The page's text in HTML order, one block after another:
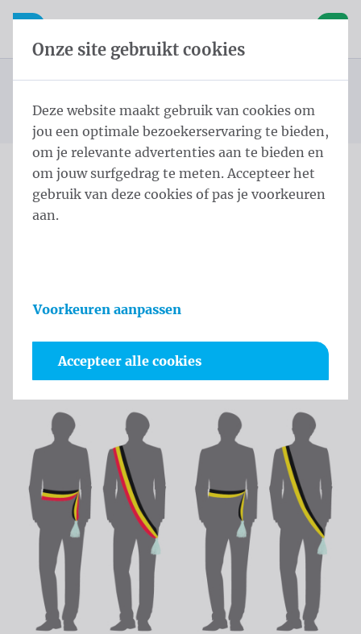
Inhoud overslaan
Taalkeuze overslaan
Open mobiele navigatie
U bevindt zich hier:
Burgemeestersjerp
Burgemeestersjerpen Schoudersjerp Heren Schild 3
Kleur Schoudersjerp zijden kwasten
Burgemeestersjerpen
Schoudersjerp Heren
kwasten
Productinformatie
Onze site gebruikt cookies
Deze website maakt gebruik van cookies om
jou een optimale bezoekerservaring te bieden,
om je relevante advertenties aan te bieden en
om jouw surfgedrag te meten. Accepteer het
gebruik van deze cookies of pas je voorkeuren
aan.
Voorkeuren aanpassen
Accepteer alle cookies